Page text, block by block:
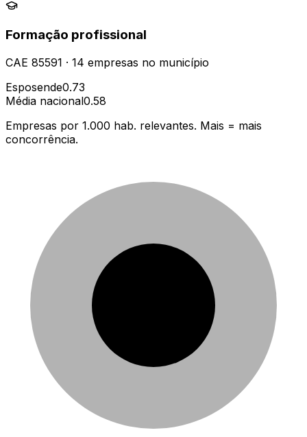
Formação profissional
CAE 85591 · 14 empresas no município
Esposende0.73
Média nacional0.58
Empresas por 1.000 hab. relevantes. Mais = mais
concorrência.